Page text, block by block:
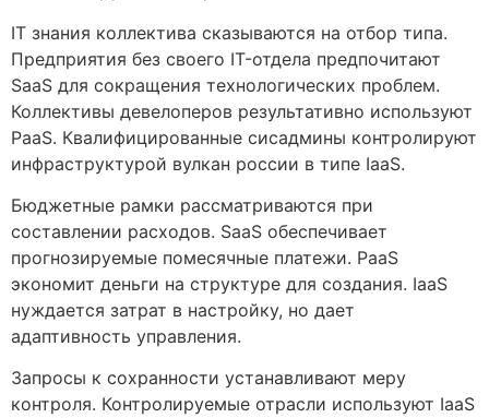
IT знания коллектива сказываются на отбор типа.
Предприятия без своего IT-отдела предпочитают
SaaS для сокращения технологических проблем.
Коллективы девелоперов результативно используют
PaaS. Квалифицированные сисадмины контролируют
инфраструктурой вулкан россии в типе IaaS.
Бюджетные рамки рассматриваются при
составлении расходов. SaaS обеспечивает
прогнозируемые помесячные платежи. PaaS
экономит деньги на структуре для создания. IaaS
нуждается затрат в настройку, но дает
адаптивность управления.
Запросы к сохранности устанавливают меру
контроля. Контролируемые отрасли используют IaaS